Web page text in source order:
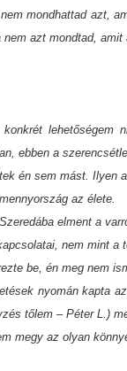
mondhattad azt,
azt mondtad, amit
lehetőségem
ebben a
én sem mást. Ilyen
az élete.
elment a
nem mint a
be, én meg nem
nyomán kapta
tőlem – Péter L.)
megy az olyan